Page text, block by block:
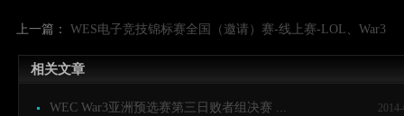
上一篇： WES电子竞技锦标赛全国（邀请）赛-线上赛-LOL、War3
相关文章
WEC War3亚洲预选赛第三日败者组决赛 ...